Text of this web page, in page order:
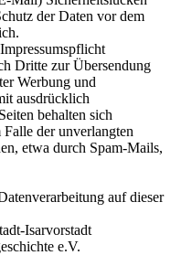
der Daten vor dem
Dritte zur Übersendung
Werbung und
ausdrücklich
behalten sich
der unverlangten
etwa durch Spam-Mails,
auf dieser
Isarvorstadt
e.V.